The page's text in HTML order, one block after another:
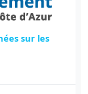
sur les